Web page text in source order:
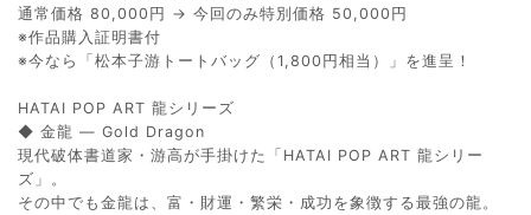
通常価格 80,000円 → 今回のみ特別価格 50,000円
※作品購入証明書付
※今なら「松本子游トートバッグ（1,800円相当）」を進呈！
HATAI POP ART 龍シリーズ
◆ 金龍 ― Gold Dragon
現代破体書道家・游高が手掛けた「HATAI POP ART 龍シリー
ズ」。
その中でも金龍は、富・財運・繁栄・成功を象徴する最強の龍。